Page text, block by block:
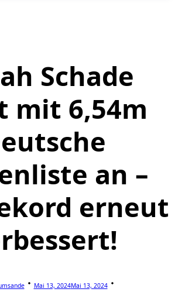
Schade
mit 6,54m
an –
erneut
Mai 13, 2024Mai 13, 2024